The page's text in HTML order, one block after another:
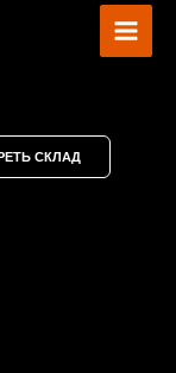
СКЛАД